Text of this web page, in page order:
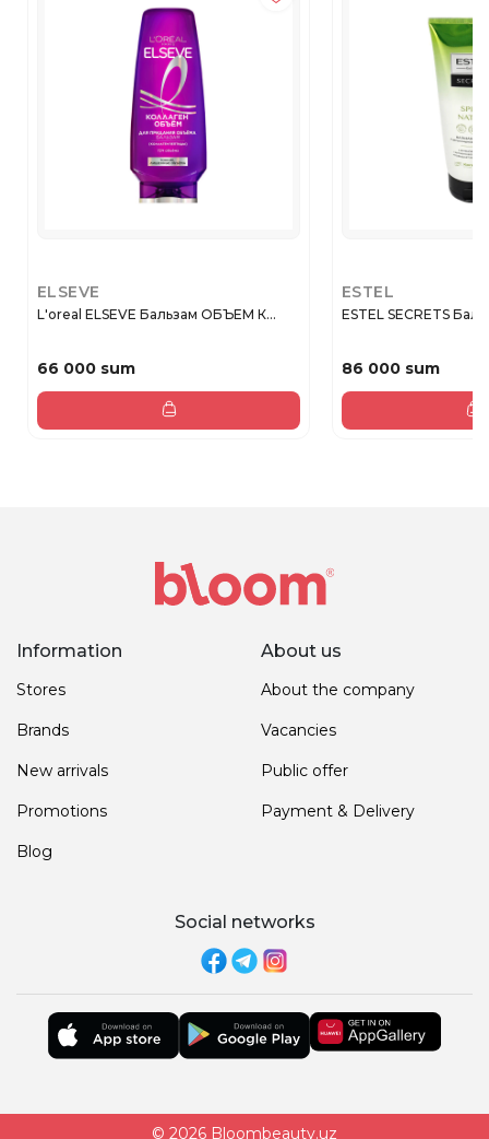
ELSEVE
L'oreal ELSEVE Бальзам ОБЪЕМ К...
66 000 sum
ESTEL
ESTEL SECRETS
86 000 sum
Information
Stores
Brands
New arrivals
Promotions
Blog
About us
About the company
Vacancies
Public offer
Payment & Delivery
Social networks
© 2026 Bloombeauty.uz